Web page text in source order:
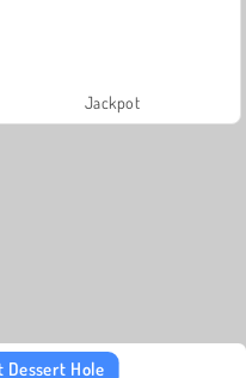
Jackpot
Dessert Hole